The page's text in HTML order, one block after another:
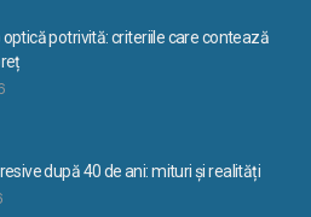
optică potrivită: criteriile care contează
după 40 de ani: mituri și realități